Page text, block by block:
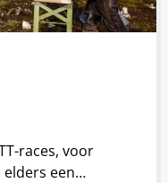
races, voor
een